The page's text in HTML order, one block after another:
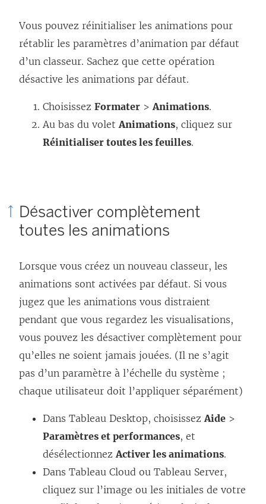
Vous pouvez réinitialiser les animations pour
rétablir les paramètres d’animation par défaut
d’un classeur. Sachez que cette opération
désactive les animations par défaut.
Choisissez Formater > Animations.
Au bas du volet Animations, cliquez sur
Réinitialiser toutes les feuilles.
Désactiver complètement
toutes les animations
Lorsque vous créez un nouveau classeur, les
animations sont activées par défaut. Si vous
jugez que les animations vous distraient
pendant que vous regardez les visualisations,
vous pouvez les désactiver complètement pour
qu’elles ne soient jamais jouées. (Il ne s’agit
pas d’un paramètre à l’échelle du système ;
chaque utilisateur doit l’appliquer séparément)
Dans Tableau Desktop, choisissez Aide >
Paramètres et performances, et
désélectionnez Activer les animations.
Dans Tableau Cloud ou Tableau Server,
cliquez sur l’image ou les initiales de votre